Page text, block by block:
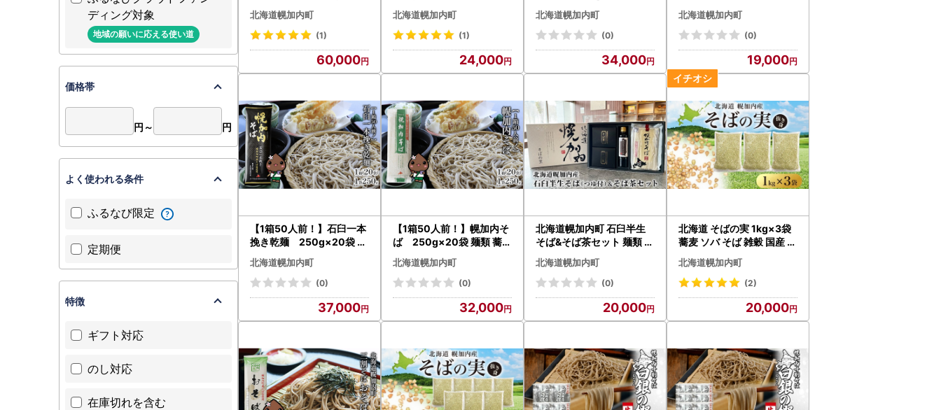
）定期便
北海道幌加内町
(1)
60,000
北海道幌加内町
(1)
24,000
蕎麦
北海道幌加内町
(0)
34,000
北海道幌加内町
(0)
19,000
【1箱50人前！】石臼一本
挽き乾麺 250g×20袋 麺
類 干しそば 蕎麦 そば
北海道幌加内町
(0)
37,000
【1箱50人前！】幌加内そ
ば 250g×20袋 麺類 蕎麦
干しそば
北海道幌加内町
(0)
32,000
北海道幌加内町 石臼半生
そば&そば茶セット 麺類 蕎
麦 飲料類 お茶 無添加 煮だ
し 贈答用
北海道幌加内町
(0)
20,000
北海道 そばの実 1kg×3袋
蕎麦 ソバ そば 雑穀 国産 グ
ルテンフリー 食物繊維 ビ
タミン 高タンパク カテキ
ン ミネラル スーパーフー
ド 健康 お取り寄せ 霧立そ
ば製粉 送料無料
北海道幌加内町
(2)
20,000
ディング対象
地域の願いに応える使い道
価格帯
円～ 円
よく使われる条件
ふるなび限定
定期便
特徴
ギフト対応
のし対応
在庫切れを含む